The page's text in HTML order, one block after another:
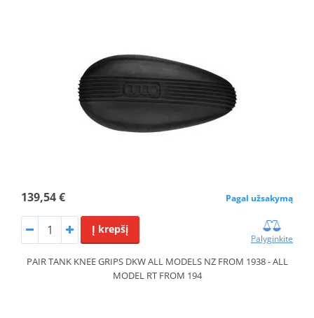
139,54 € Pagal užsakymą
Į krepšį
Palyginkite
PAIR TANK KNEE GRIPS DKW ALL MODELS NZ FROM 1938 - ALL
MODEL RT FROM 194